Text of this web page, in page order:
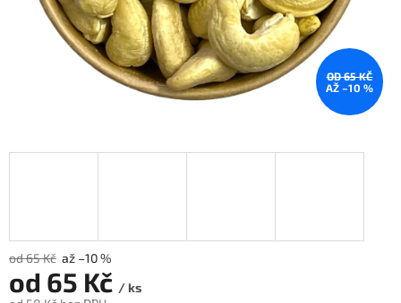
OD 65 KČ
AŽ –10 %
od 65 Kč až –10 %
od 65 Kč / ks